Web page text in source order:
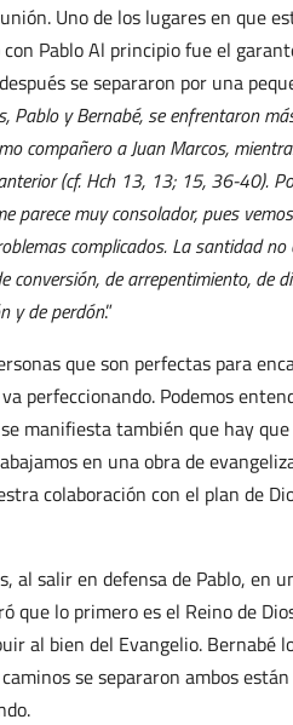
Uno de los lugares en que
Pablo Al principio fue el
se separaron por una
Pablo y Bernabé, se enfrentaron
compañero a Juan Marcos,
(cf. Hch 13, 13; 15, 36-40).
parece muy consolador, pues
complicados. La santidad
conversión, de arrepentimiento, de
y de perdón.”
que son perfectas para
perfeccionando. Podemos
manifiesta también que hay
en una obra de
colaboración con el plan de
al salir en defensa de Pablo, en
que lo primero es el Reino de
al bien del Evangelio. Bernabé
se separaron ambos